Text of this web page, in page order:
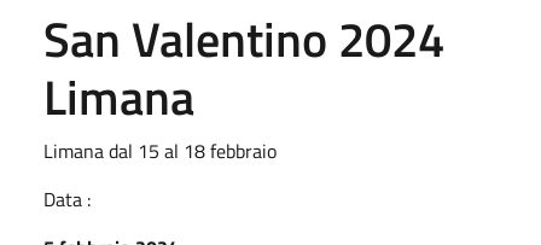
San Valentino 2024
Limana
Limana dal 15 al 18 febbraio
Data :